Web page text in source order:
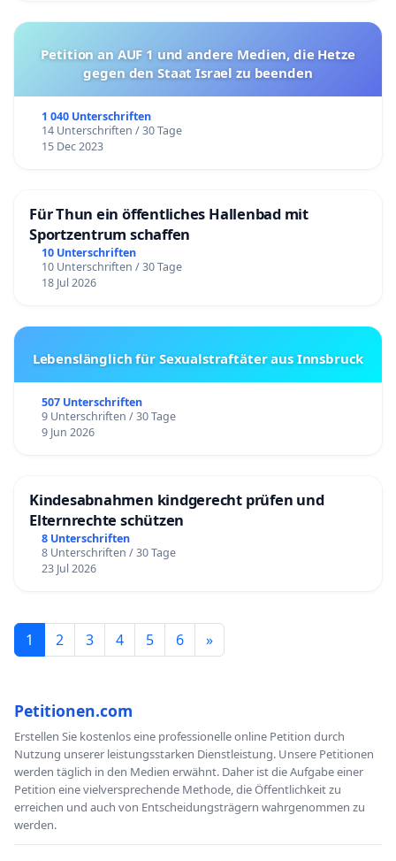
Petition an AUF 1 und andere Medien, die Hetze
gegen den Staat Israel zu beenden
1 040 Unterschriften
14 Unterschriften / 30 Tage
15 Dec 2023
Für Thun ein öffentliches Hallenbad mit
Sportzentrum schaffen
10 Unterschriften
10 Unterschriften / 30 Tage
18 Jul 2026
Lebenslänglich für Sexualstraftäter aus Innsbruck
507 Unterschriften
9 Unterschriften / 30 Tage
9 Jun 2026
Kindesabnahmen kindgerecht prüfen und
Elternrechte schützen
8 Unterschriften
8 Unterschriften / 30 Tage
23 Jul 2026
1 2 3 4 5 6 »
Petitionen.com
Erstellen Sie kostenlos eine professionelle online Petition durch
Nutzung unserer leistungsstarken Dienstleistung. Unsere Petitionen
werden täglich in den Medien erwähnt. Daher ist die Aufgabe einer
Petition eine vielversprechende Methode, die Öffentlichkeit zu
erreichen und auch von Entscheidungsträgern wahrgenommen zu
werden.